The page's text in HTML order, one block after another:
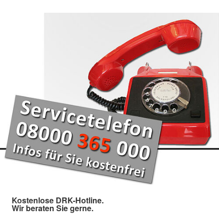
Kostenlose DRK-Hotline.
Wir beraten Sie gerne.